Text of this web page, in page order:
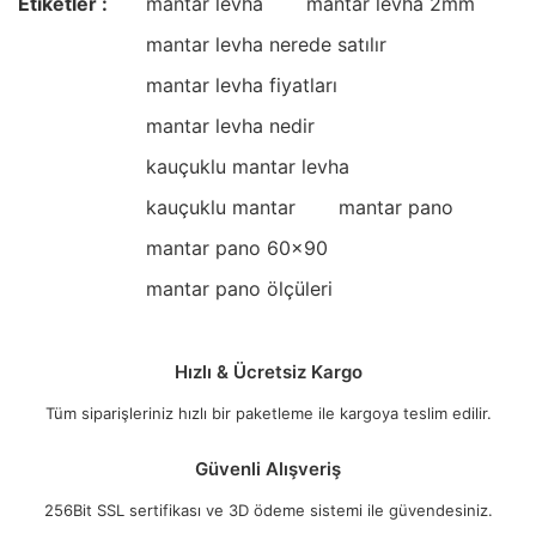
mantar levha nerede satılır
mantar levha fiyatları
mantar levha nedir
kauçuklu mantar levha
kauçuklu mantar
mantar pano
mantar pano 60x90
mantar pano ölçüleri
Hızlı & Ücretsiz Kargo
Tüm siparişleriniz hızlı bir paketleme ile kargoya teslim edilir.
Güvenli Alışveriş
256Bit SSL sertifikası ve 3D ödeme sistemi ile güvendesiniz.